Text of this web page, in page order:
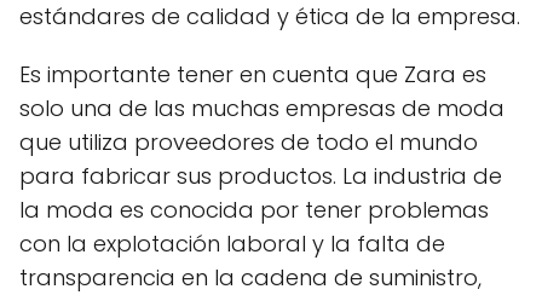
estándares de calidad y ética de la empresa.
Es importante tener en cuenta que Zara es
solo una de las muchas empresas de moda
que utiliza proveedores de todo el mundo
para fabricar sus productos. La industria de
la moda es conocida por tener problemas
con la explotación laboral y la falta de
transparencia en la cadena de suministro,